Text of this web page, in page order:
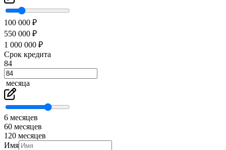
100 000 ₽
550 000 ₽
1 000 000 ₽
Срок кредита
84
месяца
6 месяцев
60 месяцев
120 месяцев
Имя